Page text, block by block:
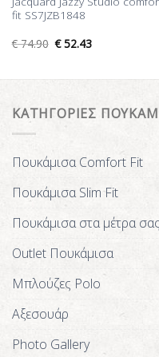
fit SS7JZB1848
€74.90 €52.43
ΚΑΤΗΓΟΡΙΕΣ
Πουκάμισα Comfort Fit
Πουκάμισα Slim Fit
Πουκάμισα στα μέτρα σας
Outlet Πουκάμισα
Μπλούζες Polo
Αξεσουάρ
Photo Gallery